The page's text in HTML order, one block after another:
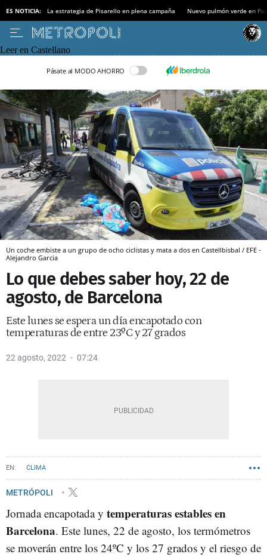
ES NOTICIA: La estrategia de Pisarello en plena campaña Nuevo pulmón verde en
Leer en Castellano
Pásate al MODO AHORRO
Un coche embiste a un grupo de ocho ciclistas y mata a dos en Castellbisbal / EFE -
Alejandro Garcia
Lo que debes saber hoy, 22 de
agosto, de Barcelona
Este lunes se espera un día encapotado con
temperaturas de entre 23ºC y 27 grados
22 agosto, 2022 07:24
CLIMA
METRÓPOLI
Jornada encapotada y temperaturas estables en
Barcelona. Este lunes, 22 de agosto, los termómetros
se moverán entre los 24ºC y los 27 grados y el riesgo de